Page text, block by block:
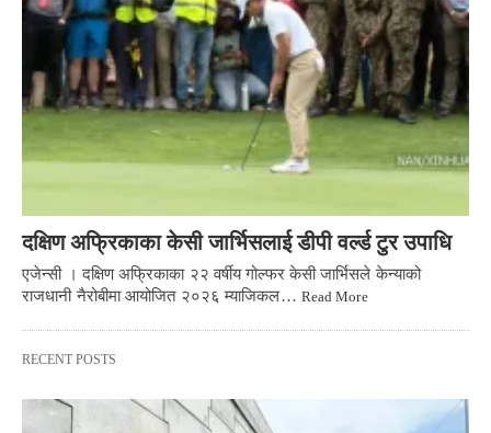
दक्षिण अफ्रिकाका केसी जार्भिसलाई डीपी वर्ल्ड टुर उपाधि
एजेन्सी । दक्षिण अफ्रिकाका २२ वर्षीय गोल्फर केसी जार्भिसले केन्याको
राजधानी नैरोबीमा आयोजित २०२६ म्याजिकल… Read More
RECENT POSTS